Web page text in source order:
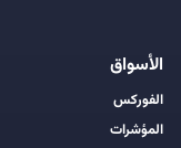
الأسواق
الفوركس
المؤشرات